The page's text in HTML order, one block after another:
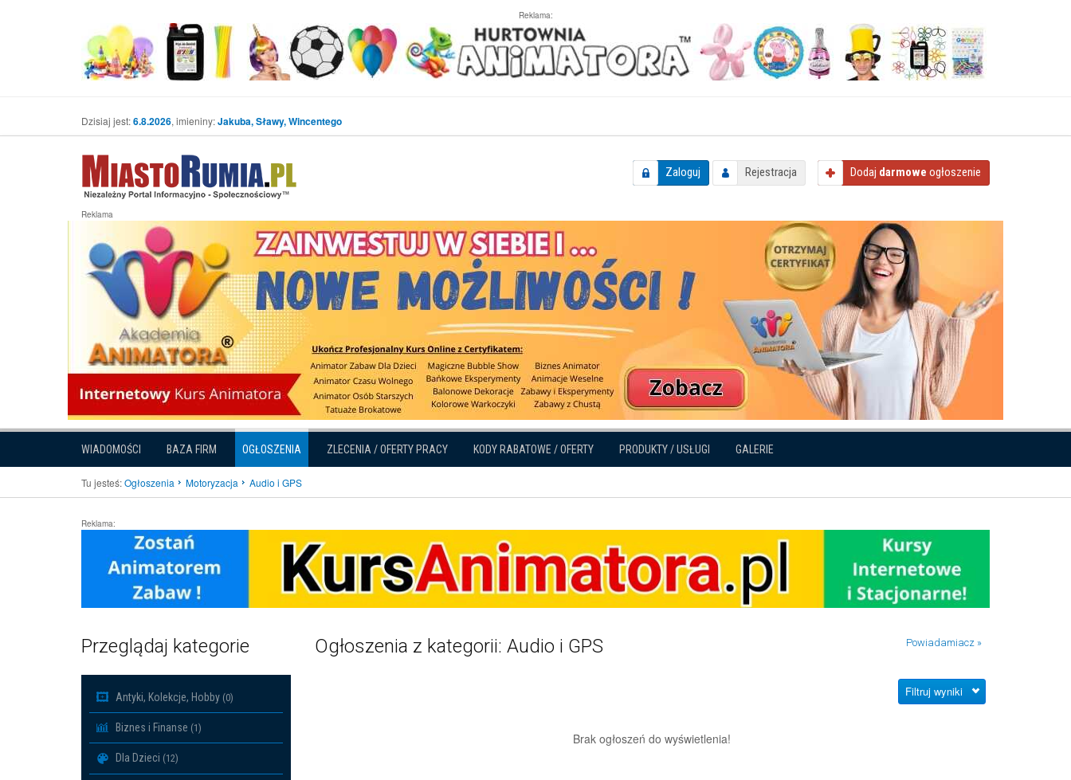
Reklama:
Dzisiaj jest:6.8.2026, imieniny:Jakuba, Sławy, Wincentego
Zaloguj Rejestracja Dodaj darmowe ogłoszenie
Reklama
WIADOMOŚCI BAZA FIRM OGŁOSZENIA ZLECENIA / OFERTY PRACY KODY RABATOWE / OFERTY PRODUKTY / USŁUGI GALERIE
Tu jesteś:Ogłoszenia Motoryzacja Audio i GPS
Reklama:
Przeglądaj kategorie
Antyki, Kolekcje, Hobby (0)
Biznes i Finanse (1)
Dla Dzieci (12)
Ogłoszenia z kategorii: Audio i GPS Powiadamiacz »
Filtruj wyniki
Brak ogłoszeń do wyświetlenia!